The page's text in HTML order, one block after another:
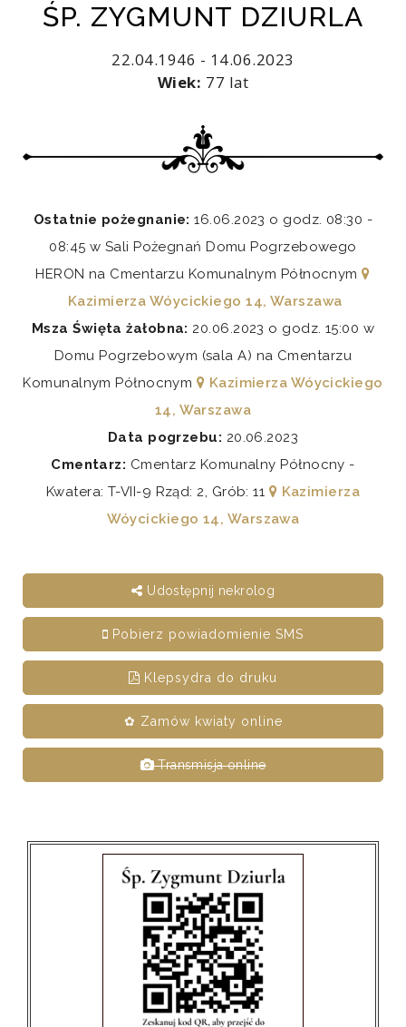
ŚP. ZYGMUNT DZIURLA
22.04.1946 - 14.06.2023
Wiek: 77 lat
Ostatnie pożegnanie: 16.06.2023 o godz. 08:30 -
08:45 w Sali Pożegnań Domu Pogrzebowego
HERON na Cmentarzu Komunalnym Północnym
Kazimierza Wóycickiego 14, Warszawa
Msza Święta żałobna: 20.06.2023 o godz. 15:00 w
Domu Pogrzebowym (sala A) na Cmentarzu
Komunalnym Północnym
Kazimierza Wóycickiego
14, Warszawa
Data pogrzebu: 20.06.2023
Cmentarz: Cmentarz Komunalny Północny -
Kwatera: T-VII-9 Rząd: 2, Grób: 11
Kazimierza
Wóycickiego 14, Warszawa
Udostępnij nekrolog
Pobierz powiadomienie SMS
Klepsydra do druku
✿ Zamów kwiaty online
Transmisja online